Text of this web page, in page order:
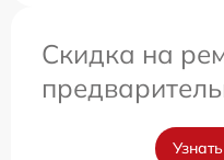
Скидка на